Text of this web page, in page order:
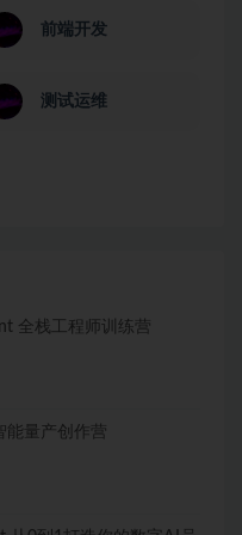
前端开发
测试运维
全栈工程师训练营
能量产创作营